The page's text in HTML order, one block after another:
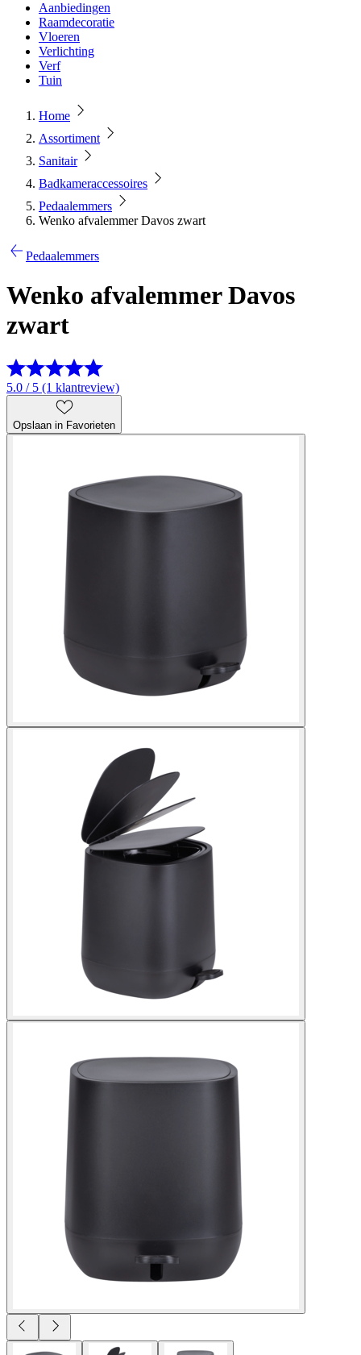
Aanbiedingen
Raamdecoratie
Vloeren
Verlichting
Verf
Tuin
Home
Assortiment
Sanitair
Badkameraccessoires
Pedaalemmers
Wenko afvalemmer Davos zwart
Pedaalemmers
Wenko afvalemmer Davos
zwart
5.0 / 5 (1 klantreview)
Opslaan in Favorieten